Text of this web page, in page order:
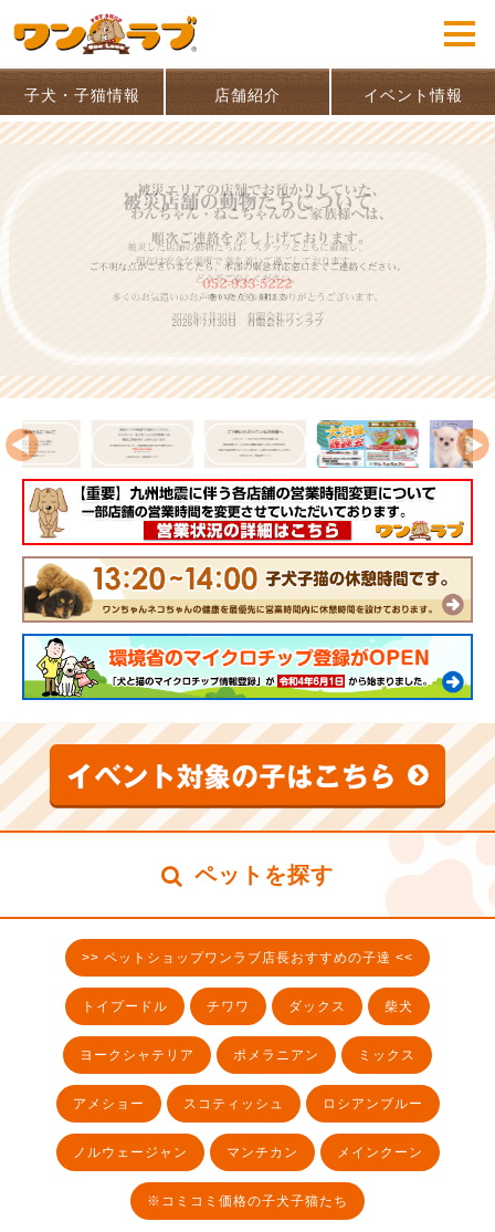
子犬・子猫情報 店舗紹介 イベント情報
ペットを探す
>> ペットショップワンラブ店長おすすめの子達 <<
トイプードル チワワ ダックス 柴犬
ヨークシャテリア ポメラニアン ミックス
アメショー スコティッシュ ロシアンブルー
ノルウェージャン マンチカン メインクーン
※コミコミ価格の子犬子猫たち